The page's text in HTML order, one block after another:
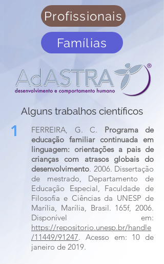
Profissionais
Famílias
Alguns trabalhos científicos
1 FERREIRA, G. C. Programa de
educação familiar continuada em
linguagem: orientações a pais de
crianças com atrasos globais do
desenvolvimento. 2006. Dissertação
de mestrado, Departamento de
Educação Especial, Faculdade de
Filosofia e Ciências da UNESP de
Marília, Marília, Brasil. 165f, 2006.
Disponível em:
https://repositorio.unesp.br/handle
/11449/91247. Acesso em: 10 de
janeiro de 2019.